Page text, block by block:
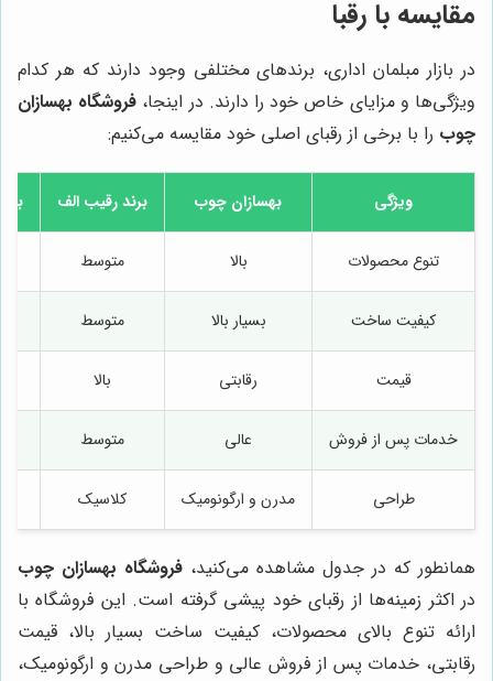
مقایسه با رقبا
در بازار مبلمان اداری، برندهای مختلفی وجود دارند که هر کدام
ویژگی‌ها و مزایای خاص خود را دارند. در اینجا، فروشگاه بهسازان
چوب را با برخی از رقبای اصلی خود مقایسه می‌کنیم:
ویژگی بهسازان چوب برند رقیب الف
تنوع محصولات بالا متوسط
کیفیت ساخت بسیار بالا متوسط
قیمت رقابتی بالا
خدمات پس از فروش عالی متوسط
طراحی مدرن و ارگونومیک کلاسیک
همانطور که در جدول مشاهده می‌کنید، فروشگاه بهسازان چوب
در اکثر زمینه‌ها از رقبای خود پیشی گرفته است. این فروشگاه با
ارائه تنوع بالای محصولات، کیفیت ساخت بسیار بالا، قیمت
رقابتی، خدمات پس از فروش عالی و طراحی مدرن و ارگونومیک،